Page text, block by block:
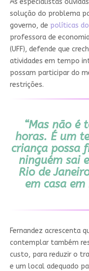
As especialistas
solução do problema
governo, de políticas
professora de
(UFF), defende que
atividades em tempo
possam participar do
restrições.
“Mas não é
horas. É um
criança possa
ninguém sai
Rio de
em casa em
Fernandez acrescenta
contemplar também
custo, para reduzir o
e um local adequado